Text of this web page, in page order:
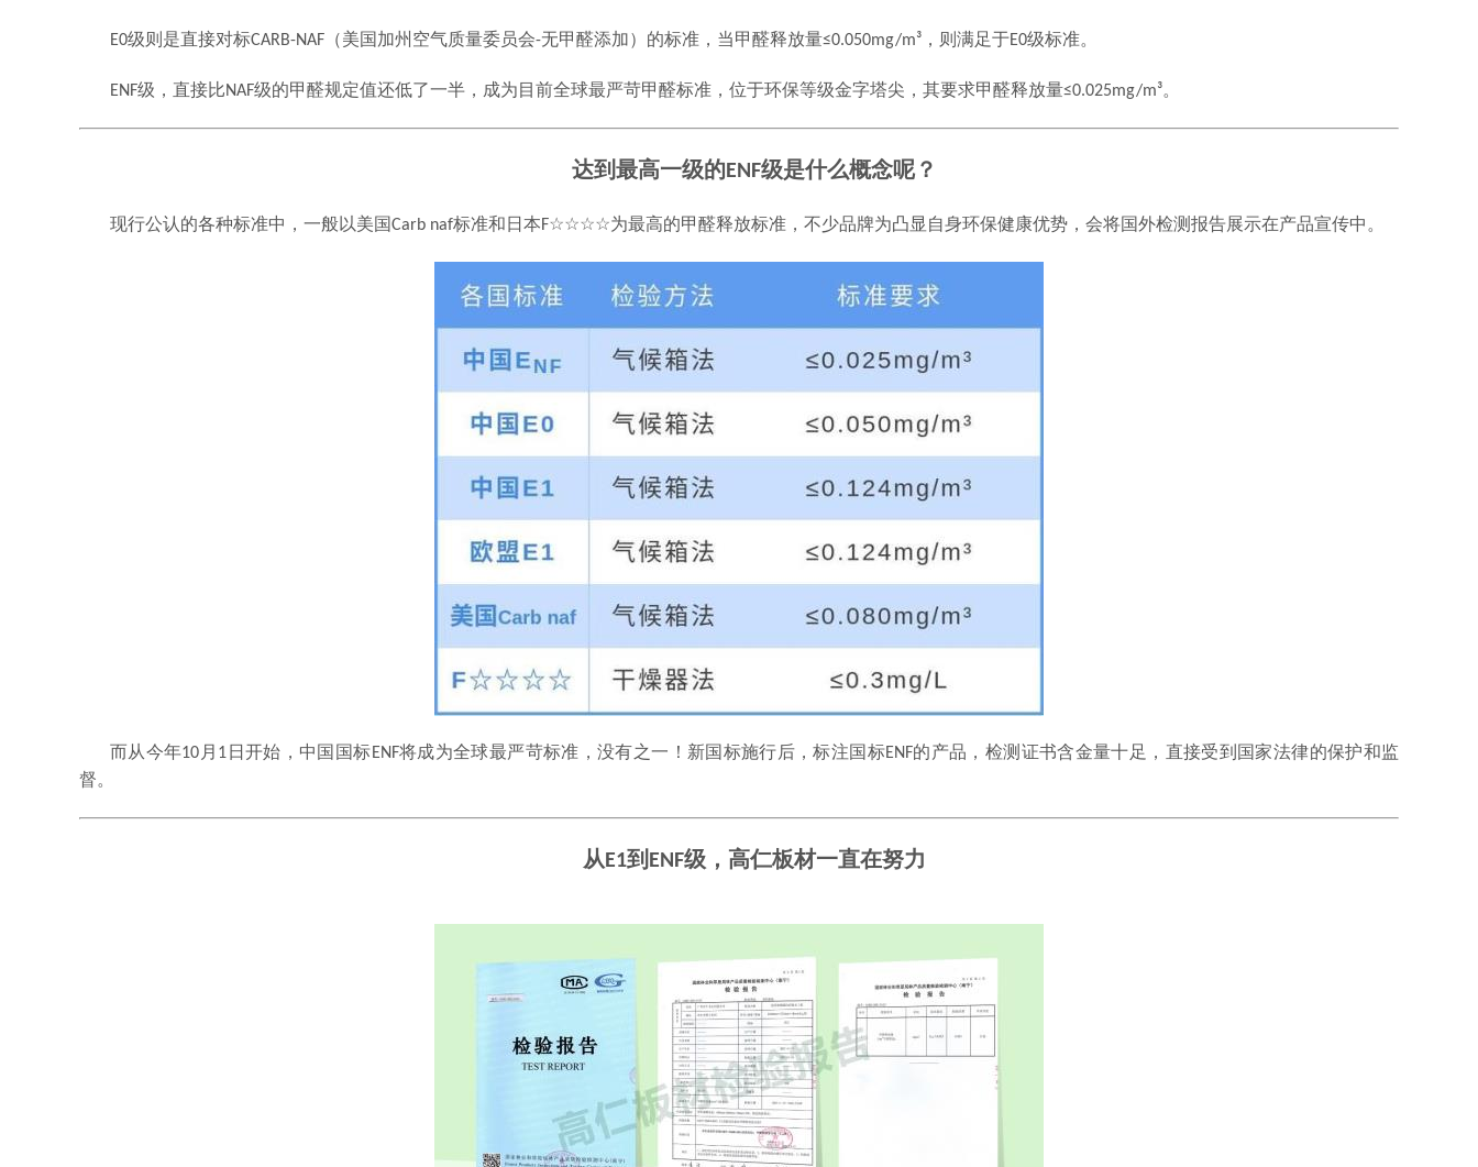
E0级则是直接对标CARB-NAF （美国加州空气质量委员会-无甲醛添加）的标准，当甲醛释放量≤0.050mg/m³，则满足于E0级标准。
ENF级，直接比NAF级的甲醛规定值还低了一半，成为目前全球最严苛甲醛标准，位于环保等级金字塔尖，其要求甲醛释放量≤0.025mg/m³。
达到最高一级的ENF级是什么概念呢？
现行公认的各种标准中，一般以美国Carb naf标准和日本F☆☆☆☆为最高的甲醛释放标准，不少品牌为凸显自身环保健康优势，会将国外检测报告展示在产品宣传中。
而从今年10月1日开始，中国国标ENF将成为全球最严苛标准，没有之一！新国标施行后，标注国标ENF的产品，检测证书含金量十足，直接受到国家法律的保护和监
督。
从E1到ENF级，高仁板材一直在努力